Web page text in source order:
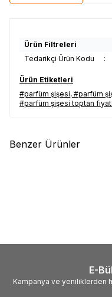
Ürün Filtreleri
Tedarikçi Ürün Kodu
:
Ürün Etiketleri
#parfüm şişesi, #parfüm
#parfüm şişesi toptan
Benzer Ürünler
E-
Kampanya ve yeniliklerden